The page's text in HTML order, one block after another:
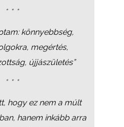
** *
könnyebbség,
megértés,
újjászületés”
** *
hogy ez nem a múlt
hanem inkább arra